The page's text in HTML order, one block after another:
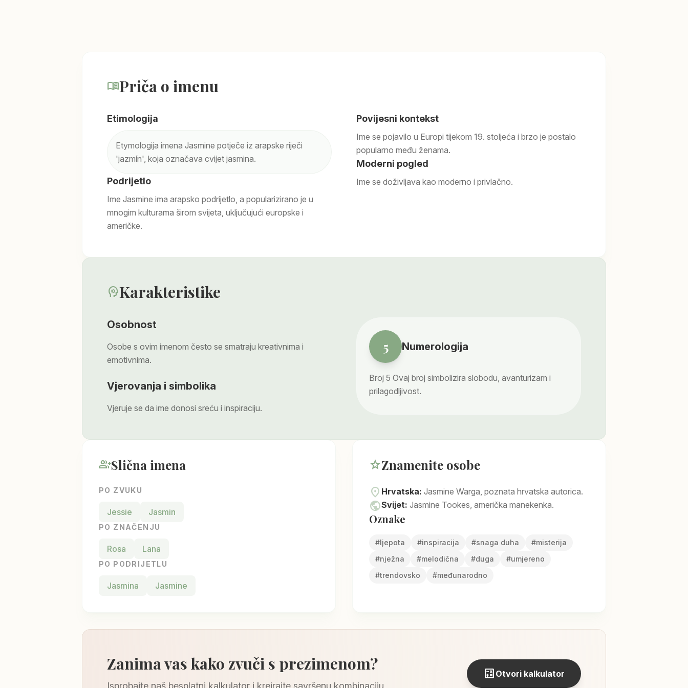
menu_bookPriča o imenu
Etimologija
Etymologija imena Jasmine potječe iz arapske riječi
'jazmín', koja označava cvijet jasmina.
Podrijetlo
Ime Jasmine ima arapsko podrijetlo, a popularizirano je u
mnogim kulturama širom svijeta, uključujući europske i
američke.
Povijesni kontekst
Ime se pojavilo u Europi tijekom 19. stoljeća i brzo je postalo
popularno među ženama.
Moderni pogled
Ime se doživljava kao moderno i privlačno.
psychologyKarakteristike
Osobnost
Osobe s ovim imenom često se smatraju kreativnima i
emotivnima.
Vjerovanja i simbolika
Vjeruje se da ime donosi sreću i inspiraciju.
5 Numerologija
Broj 5 Ovaj broj simbolizira slobodu, avanturizam i
prilagodljivost.
group_addSlična imena
PO ZVUKU
Jessie Jasmin
PO ZNAČENJU
Rosa Lana
PO PODRIJETLU
Jasmina Jasmine
starZnamenite osobe
location_on Hrvatska: Jasmine Warga, poznata hrvatska autorica.
publicSvijet: Jasmine Tookes, američka manekenka.
Oznake
#ljepota #inspiracija #snaga duha #misterija
#nježna #melodična #duga #umjereno
#trendovsko #međunarodno
Zanima vas kako zvuči s prezimenom?
Isprobajte naš besplatni kalkulator i kreirajte savršenu kombinaciju.
calculate Otvori kalkulator